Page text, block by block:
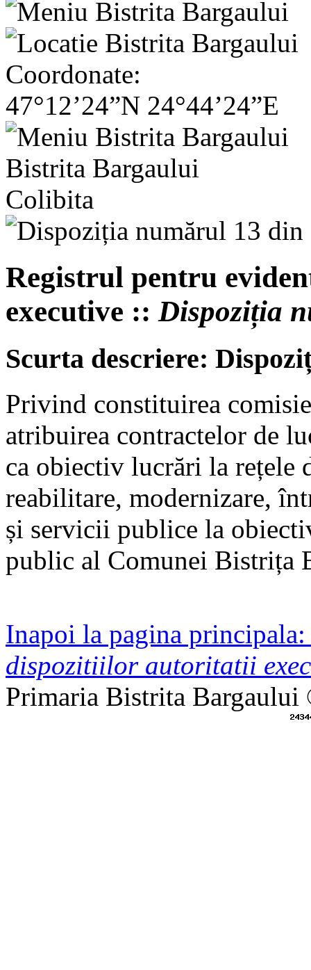
Coordonate:
47°12’24”N 24°44’24”E
Bistrita Bargaului
Colibita
Registrul pentru
executive :: Dispoziția
Scurta descriere:
Privind constituirea
atribuirea contractelor de
ca obiectiv lucrări la rețele
reabilitare, modernizare,
și servicii publice la
public al Comunei Bistrița
Inapoi la pagina
dispozitiilor autoritatii
Primaria Bistrita Bargaului